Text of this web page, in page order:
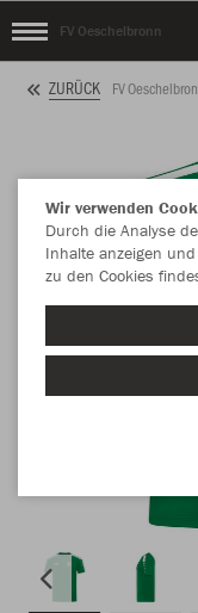
FV Oeschelbronn
ZURÜCK FV
Wir verwenden
Durch die Analyse
Inhalte anzeigen
zu den Cookies